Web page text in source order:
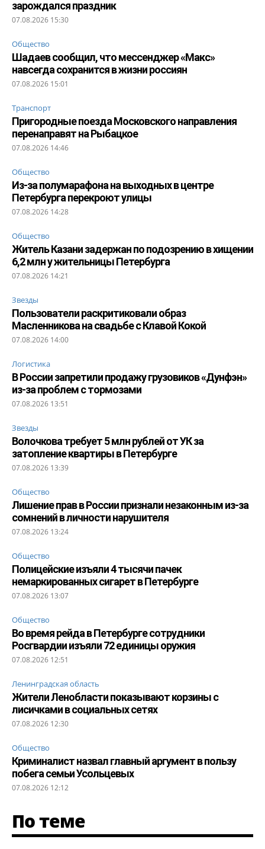
зарождался праздник
07.08.2026 15:30
Общество
Шадаев сообщил, что мессенджер «Макс»
навсегда сохранится в жизни россиян
07.08.2026 15:01
Транспорт
Пригородные поезда Московского направления
перенаправят на Рыбацкое
07.08.2026 14:46
Общество
Из-за полумарафона на выходных в центре
Петербурга перекроют улицы
07.08.2026 14:28
Общество
Житель Казани задержан по подозрению в хищении
6,2 млн у жительницы Петербурга
07.08.2026 14:21
Звезды
Пользователи раскритиковали образ
Масленникова на свадьбе с Клавой Кокой
07.08.2026 14:00
Логистика
В России запретили продажу грузовиков «Дунфэн»
из-за проблем с тормозами
07.08.2026 13:51
Звезды
Волочкова требует 5 млн рублей от УК за
затопление квартиры в Петербурге
07.08.2026 13:39
Общество
Лишение прав в России признали незаконным из-за
сомнений в личности нарушителя
07.08.2026 13:24
Общество
Полицейские изъяли 4 тысячи пачек
немаркированных сигарет в Петербурге
07.08.2026 13:07
Общество
Во время рейда в Петербурге сотрудники
Росгвардии изъяли 72 единицы оружия
07.08.2026 12:51
Ленинградская область
Жители Ленобласти показывают корзины с
лисичками в социальных сетях
07.08.2026 12:30
Общество
Криминалист назвал главный аргумент в пользу
побега семьи Усольцевых
07.08.2026 12:12
По теме